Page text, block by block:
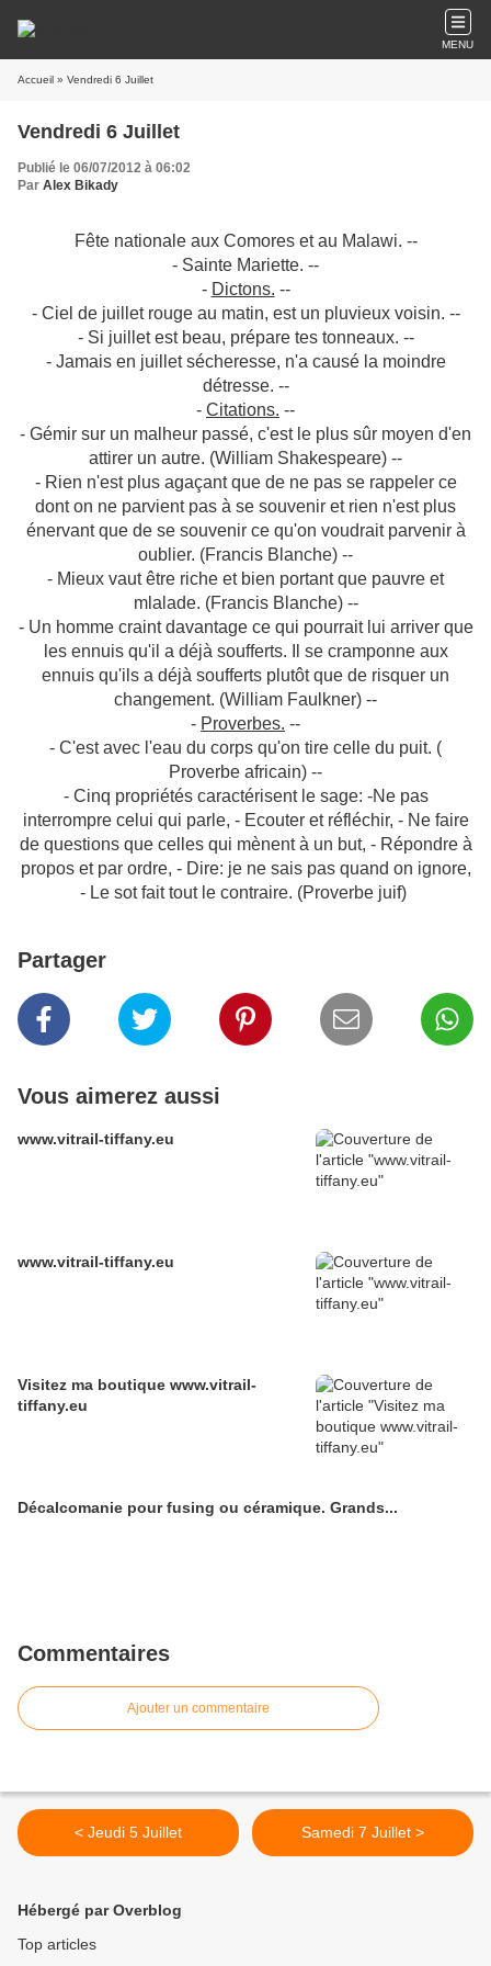
MENU
Accueil » Vendredi 6 Juillet
Vendredi 6 Juillet
Publié le 06/07/2012 à 06:02
Par Alex Bikady
Fête nationale aux Comores et au Malawi. --
- Sainte Mariette. --
- Dictons. --
- Ciel de juillet rouge au matin, est un pluvieux voisin. --
- Si juillet est beau, prépare tes tonneaux. --
- Jamais en juillet sécheresse, n'a causé la moindre
détresse. --
- Citations. --
- Gémir sur un malheur passé, c'est le plus sûr moyen d'en
attirer un autre. (William Shakespeare) --
- Rien n'est plus agaçant que de ne pas se rappeler ce
dont on ne parvient pas à se souvenir et rien n'est plus
énervant que de se souvenir ce qu'on voudrait parvenir à
oublier. (Francis Blanche) --
- Mieux vaut être riche et bien portant que pauvre et
mlalade. (Francis Blanche) --
- Un homme craint davantage ce qui pourrait lui arriver que
les ennuis qu'il a déjà soufferts. Il se cramponne aux
ennuis qu'ils a déjà soufferts plutôt que de risquer un
changement. (William Faulkner) --
- Proverbes. --
- C'est avec l'eau du corps qu'on tire celle du puit. (
Proverbe africain) --
- Cinq propriétés caractérisent le sage: -Ne pas
interrompre celui qui parle, - Ecouter et réfléchir, - Ne faire
de questions que celles qui mènent à un but, - Répondre à
propos et par ordre, - Dire: je ne sais pas quand on ignore,
- Le sot fait tout le contraire. (Proverbe juif)
Partager
Vous aimerez aussi
www.vitrail-tiffany.eu
www.vitrail-tiffany.eu
Visitez ma boutique www.vitrail-
tiffany.eu
Décalcomanie pour fusing ou céramique. Grands...
Commentaires
Ajouter un commentaire
< Jeudi 5 Juillet Samedi 7 Juillet >
Hébergé par Overblog
Top articles